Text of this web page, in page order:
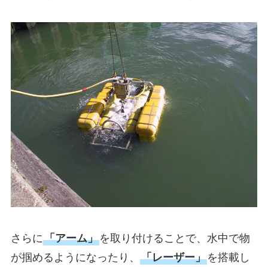
さらに「アーム」を取り付けることで、水中で物
が掴めるようになったり、 「レーザー」を搭載し